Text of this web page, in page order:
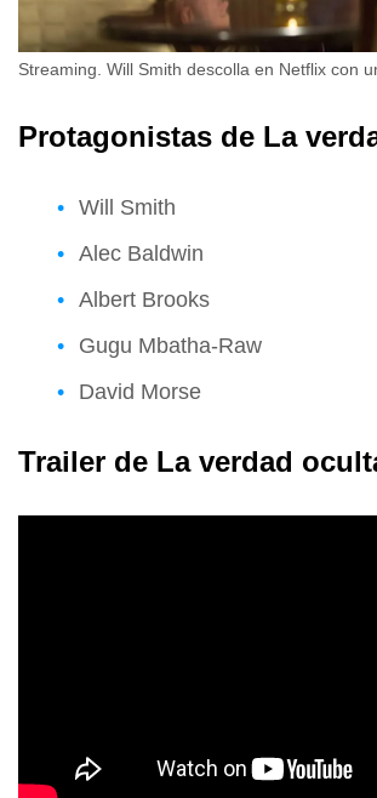
Streaming. Will Smith descolla en Netflix con
Protagonistas de La
Will Smith
Alec Baldwin
Albert Brooks
Gugu Mbatha-Raw
David Morse
Trailer de La verdad